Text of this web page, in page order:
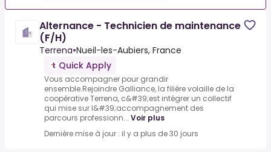
Alternance - Technicien de maintenance
(F/H)
Terrena•Nueil-les-Aubiers, France
Quick Apply
Vous accompagner pour grandir
ensemble.Rejoindre Galliance, la filière volaille de la
coopérative Terrena, c&#39;est intégrer un collectif
qui mise sur l&#39;accompagnement des
parcours professionn... Voir plus
Dernière mise à jour : il y a plus de 30 jours